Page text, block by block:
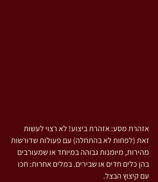
אזהרת מסע: אזהרת ביצוע! לא רצוי לעשות
זאת (לפחות לא בהתחלה) עם פעולות שדורשות
מהירות, מיומנות גבוהה במיוחד או שמעורבים
בהן כלים חדים או שבירים. במלים אחרות: חכו
עם קיצוץ הבצל.